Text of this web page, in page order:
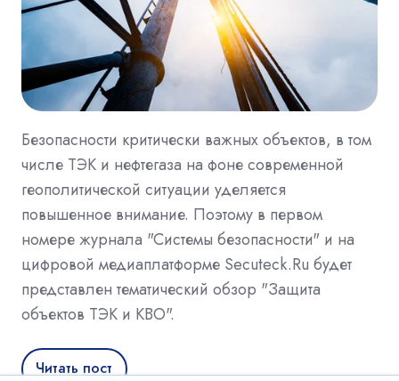
Безопасности критически важных объектов, в том
числе ТЭК и нефтегаза на фоне современной
геополитической ситуации уделяется
повышенное внимание. Поэтому в первом
номере журнала "Системы безопасности" и на
цифровой медиаплатформе Secuteck.Ru будет
представлен тематический обзор "Защита
объектов ТЭК и КВО".
Читать пост